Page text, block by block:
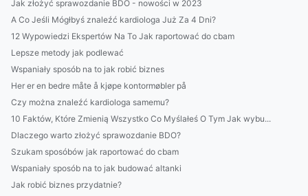
Jak złożyć sprawozdanie BDO - nowości w 2023
A Co Jeśli Mógłbyś znaleźć kardiologa Już Za 4 Dni?
12 Wypowiedzi Ekspertów Na To Jak raportować do cbam
Lepsze metody jak podlewać
Wspaniały sposób na to jak robić biznes
Her er en bedre måte å kjøpe kontormøbler på
Czy można znaleźć kardiologa samemu?
10 Faktów, Które Zmienią Wszystko Co Myślałeś O Tym Jak wybu...
Dlaczego warto złożyć sprawozdanie BDO?
Szukam sposóbów jak raportować do cbam
Wspaniały sposób na to jak budować altanki
Jak robić biznes przydatnie?